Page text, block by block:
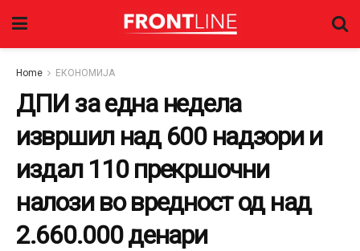
Home ЕКОНОМИЈА
ДПИ за една недела
извршил над 600 надзори и
издал 110 прекршочни
налози во вредност од над
2.660.000 денари